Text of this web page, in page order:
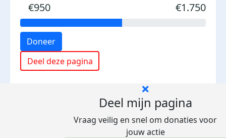
€950 €1.750
Doneer
Deel deze pagina
Deel mijn pagina
Vraag veilig en snel om donaties voor
jouw actie